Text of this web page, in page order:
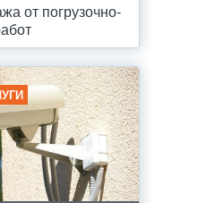
от погрузочно-